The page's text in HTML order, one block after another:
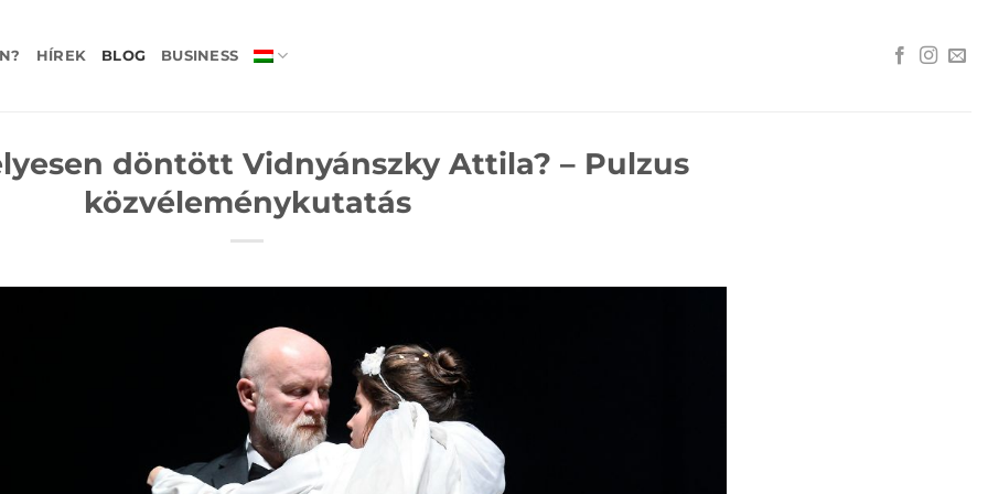
HÍREK BLOG BUSINESS
döntött Vidnyánszky Attila? – Pulzus
közvéleménykutatás